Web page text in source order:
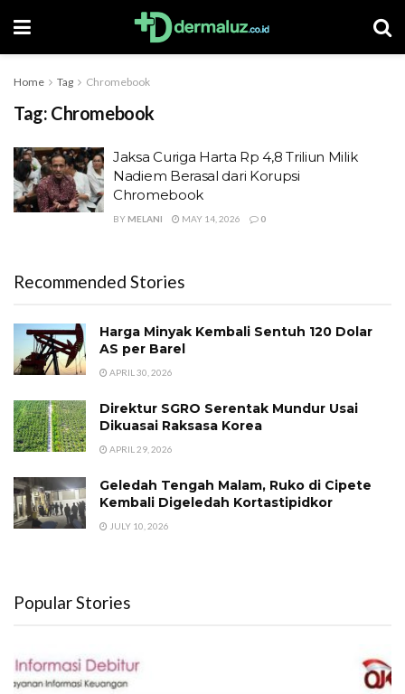
Home Tag Chromebook
Tag: Chromebook
Jaksa Curiga Harta Rp 4,8 Triliun Milik
Nadiem Berasal dari Korupsi
Chromebook
BY MELANI MAY 14, 2026 0
Recommended Stories
Harga Minyak Kembali Sentuh 120 Dolar
AS per Barel
APRIL 30, 2026
Direktur SGRO Serentak Mundur Usai
Dikuasai Raksasa Korea
APRIL 29, 2026
Geledah Tengah Malam, Ruko di Cipete
Kembali Digeledah Kortastipidkor
JULY 10, 2026
Popular Stories